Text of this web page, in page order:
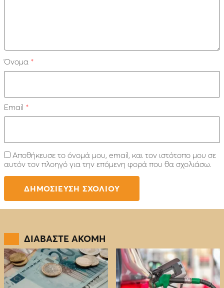
Όνομα *
Email *
Αποθήκευσε το όνομά μου, email, και τον ιστότοπο μου σε
αυτόν τον πλοηγό για την επόμενη φορά που θα σχολιάσω.
ΔΙΑΒΑΣΤΕ ΑΚΟΜΗ